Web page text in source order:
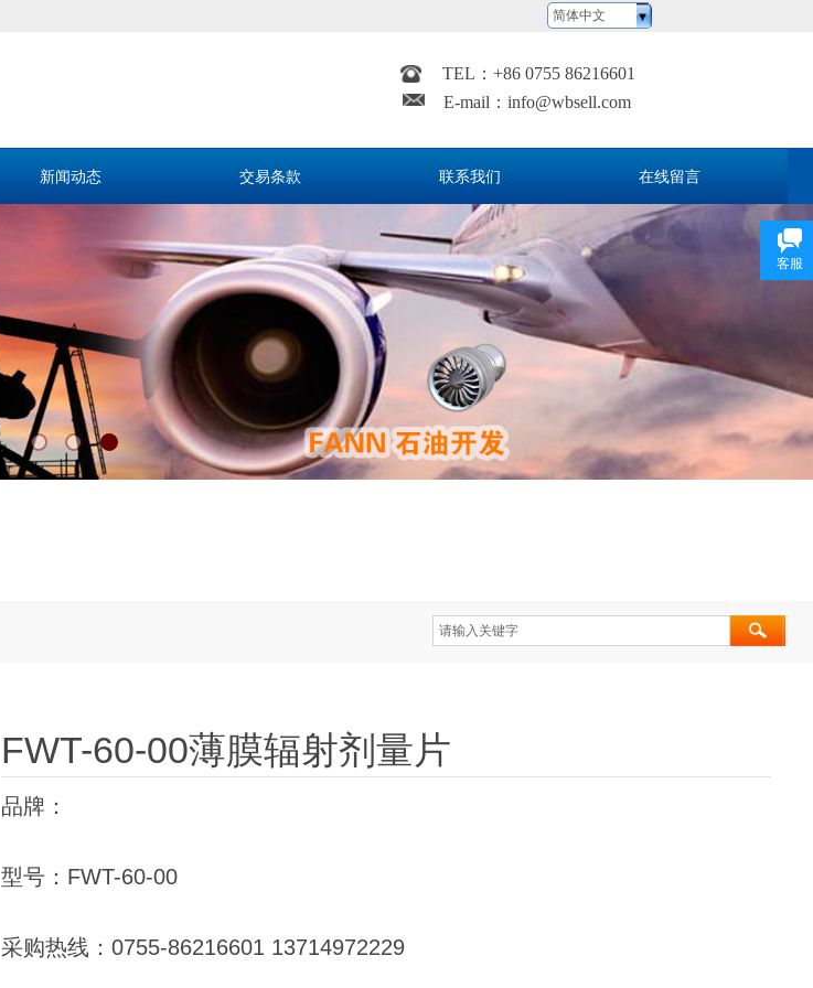
简体中文
TEL： +86 0755 86216601
E-mail： info@wbsell.com
新闻动态 交易条款 联系我们 在线留言
FWT-60-00薄膜辐射剂量片
品牌：
型号：FWT-60-00
采购热线：0755-86216601 13714972229
客服